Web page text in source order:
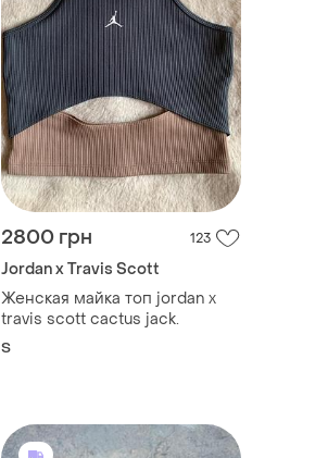
2800 грн 123
Jordan x Travis Scott
Женская майка топ jordan x
travis scott cactus jack.
S